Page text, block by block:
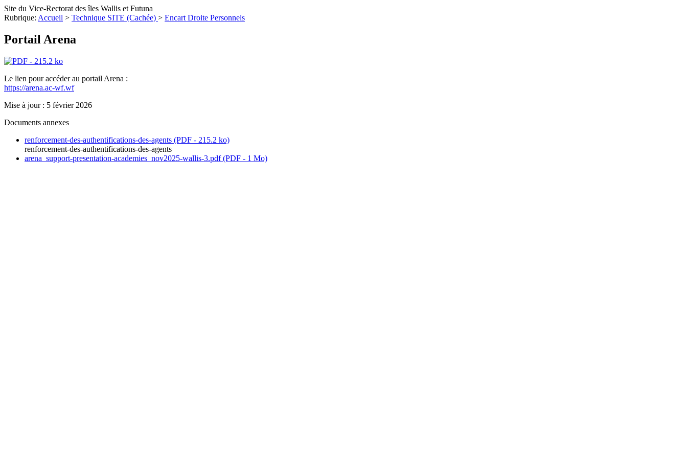
Site du Vice-Rectorat des îles Wallis et Futuna
Rubrique: Accueil > Technique SITE (Cachée) > Encart Droite Personnels
Portail Arena
Le lien pour accéder au portail Arena :
https://arena.ac-wf.wf
Mise à jour : 5 février 2026
Documents annexes
renforcement-des-authentifications-des-agents (PDF - 215.2 ko)
renforcement-des-authentifications-des-agents
arena_support-presentation-academies_nov2025-wallis-3.pdf (PDF - 1 Mo)